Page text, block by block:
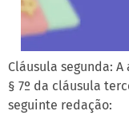
Cláusula segunda:
§ 7º da cláusula
seguinte redação: